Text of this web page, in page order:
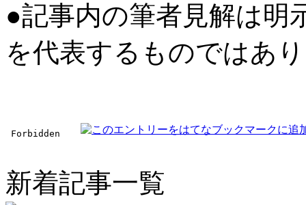
●記事内の筆者見解は明
を代表するものではあ
新着記事一覧